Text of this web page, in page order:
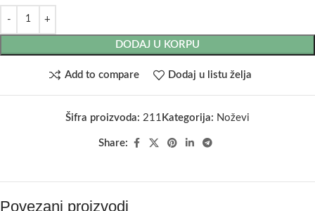
DODAJ U KORPU
Add to compare Dodaj u listu želja
Šifra proizvoda: 211 Kategorija: Noževi
Share:
Povezani proizvodi